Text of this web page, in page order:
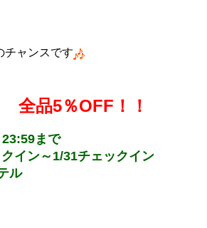
チャンスです
全品5％OFF！！
23:59まで
イン～1/31チェックイン
ル